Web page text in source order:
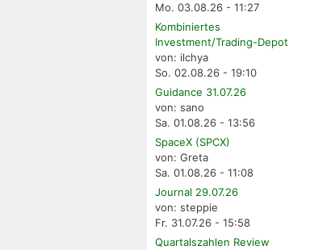
Mo. 03.08.26 - 11:27
Kombiniertes
Investment/Trading-Depot
von: ilchya
So. 02.08.26 - 19:10
Guidance 31.07.26
von: sano
Sa. 01.08.26 - 13:56
SpaceX (SPCX)
von: Greta
Sa. 01.08.26 - 11:08
Journal 29.07.26
von: steppie
Fr. 31.07.26 - 15:58
Quartalszahlen Review